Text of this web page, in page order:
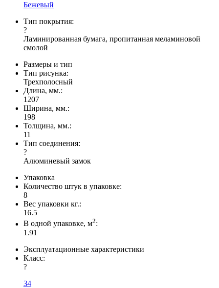
Бежевый
Тип покрытия:
?
Ламинированная бумага, пропитанная меламиновой
смолой
Размеры и тип
Тип рисунка:
Трехполосный
Длина, мм.:
1207
Ширина, мм.:
198
Толщина, мм.:
11
Тип соединения:
?
Алюминевый замок
Упаковка
Количество штук в упаковке:
8
Вес упаковки кг.:
16.5
В одной упаковке, м2:
1.91
Эксплуатационные характеристики
Класс:
?
34